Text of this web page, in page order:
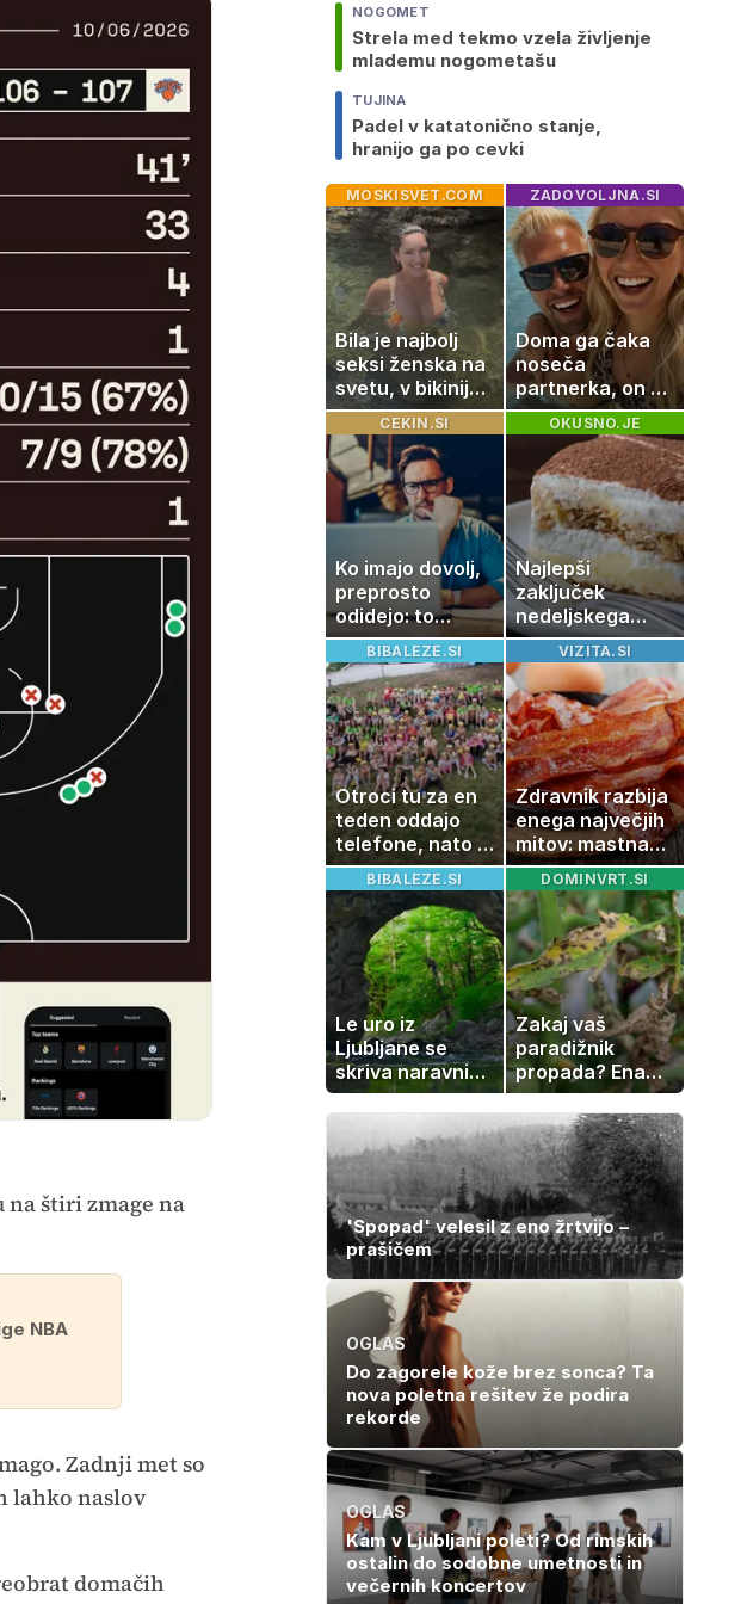
na štiri zmage na
NBA
Zadnji met so
lahko naslov
domačih
NOGOMET
Strela med tekmo vzela življenje
mlademu nogometašu
TUJINA
Padel v katatonično stanje,
hranijo ga po cevki
MOSKISVET.COM
Bila je najbolj
seksi ženska na
svetu, v bikiniju
znova navdušila
ZADOVOLJNA.SI
Doma ga čaka
noseča
partnerka, on pa
dopustuje z
drugo
CEKIN.SI
Ko imajo dovolj,
preprosto
odidejo: to
znamenje
najpogosteje da
odpoved
OKUSNO.JE
Najlepši
zaključek
nedeljskega
kosila: 8 sladic
brez peke, ki se
jih vsi veselijo
BIBALEZE.SI
Otroci tu za en
teden oddajo
telefone, nato pa
se zgodi nekaj
nepričakovanega
VIZITA.SI
Zdravnik razbija
enega največjih
mitov: mastna
jetra ne
nastanejo
zaradi slanine,
temveč zaradi
živila, ki ga
imamo vsi radi
BIBALEZE.SI
Le uro iz
Ljubljane se
skriva naravni
čudež, ki je kot
ustvarjen za
družinski izlet
DOMINVRT.SI
Zakaj vaš
paradižnik
propada? Ena
napaka lahko
uniči rastline –
tako jih rešite
'Spopad' velesil z eno žrtvijo –
prašičem
OGLAS
Do zagorele kože brez sonca? Ta
nova poletna rešitev že podira
rekorde
OGLAS
Kam v Ljubljani poleti? Od rimskih
ostalin do sodobne umetnosti in
večernih koncertov